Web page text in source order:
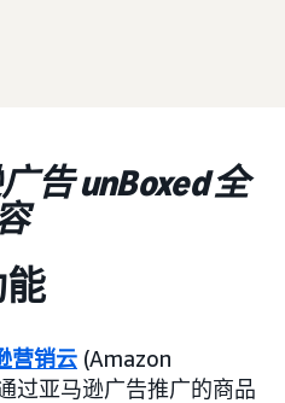
告 unBoxed 全
营销云 (Amazon
过亚马逊广告推广的商品